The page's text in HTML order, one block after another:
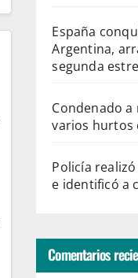
España
Argentina,
segunda
Condenado
varios hurtos
Policía
e identificó a
Comentarios